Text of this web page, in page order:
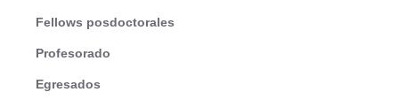
Fellows posdoctorales
Profesorado
Egresados